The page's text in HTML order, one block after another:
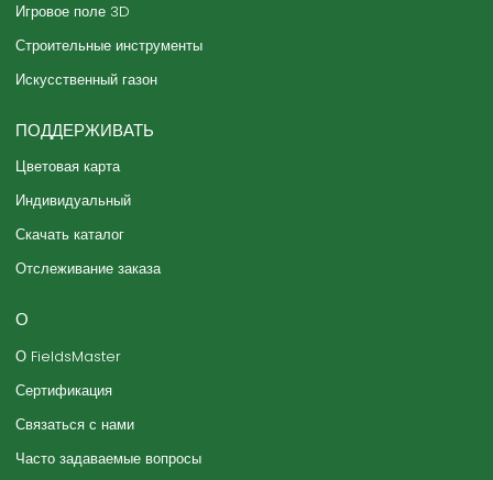
Игровое поле 3D
Строительные инструменты
Искусственный газон
ПОДДЕРЖИВАТЬ
Цветовая карта
Индивидуальный
Скачать каталог
Отслеживание заказа
О
О FieldsMaster
Сертификация
Связаться с нами
Часто задаваемые вопросы